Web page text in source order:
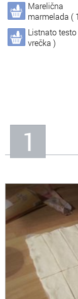
So Objavljanje
In Informacije o
Marelična
marmelada (
Listnato testo
vrečka )
1